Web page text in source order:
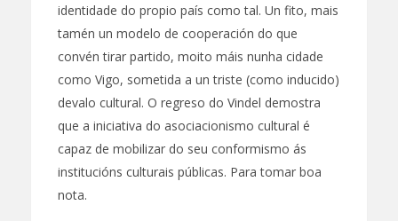
identidade do propio país como tal. Un fito, mais
tamén un modelo de cooperación do que
convén tirar partido, moito máis nunha cidade
como Vigo, sometida a un triste (como inducido)
devalo cultural. O regreso do Vindel demostra
que a iniciativa do asociacionismo cultural é
capaz de mobilizar do seu conformismo ás
institucións culturais públicas. Para tomar boa
nota.